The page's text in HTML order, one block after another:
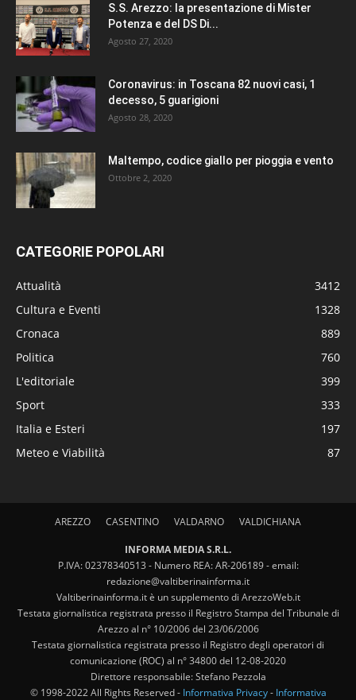
S.S. Arezzo: la presentazione di Mister
Potenza e del DS Di...
Agosto 27, 2020
Coronavirus: in Toscana 82 nuovi casi, 1
decesso, 5 guarigioni
Agosto 28, 2020
Maltempo, codice giallo per pioggia e vento
Ottobre 2, 2020
CATEGORIE POPOLARI
Attualità
3412
Cultura e Eventi
1328
Cronaca
889
Politica
760
L'editoriale
399
Sport
333
Italia e Esteri
197
Meteo e Viabilità
87
AREZZO CASENTINO VALDARNO VALDICHIANA
INFORMA MEDIA S.R.L.
P.IVA: 02378340513 - Numero REA: AR-206189 - email:
redazione@valtiberinainforma.it
Valtiberinainforma.it è un supplemento di ArezzoWeb.it
Testata giornalistica registrata presso il Registro Stampa del Tribunale di
Arezzo al n° 10/2006 del 23/06/2006
Testata giornalistica registrata presso il Registro degli operatori di
comunicazione (ROC) al n° 34800 del 12-08-2020
Direttore responsabile: Stefano Pezzola
© 1998-2022 All Rights Reserved - Informativa Privacy- Informativa